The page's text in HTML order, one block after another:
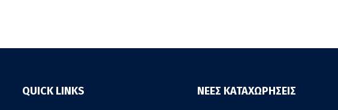
QUICK LINKS ΝΕΕΣ ΚΑΤΑΧΩΡΗΣΕΙΣ